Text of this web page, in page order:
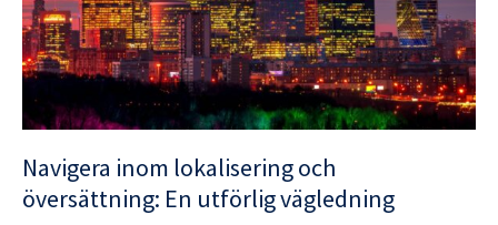
Navigera inom lokalisering och
översättning: En utförlig vägledning